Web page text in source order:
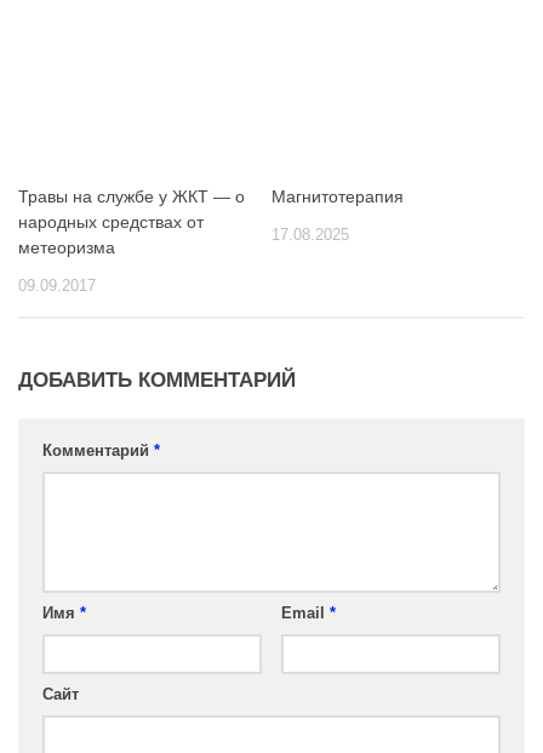
Травы на службе у ЖКТ — о
народных средствах от
метеоризма
09.09.2017
Магнитотерапия
17.08.2025
ДОБАВИТЬ КОММЕНТАРИЙ
Комментарий *
Имя * Email *
Сайт